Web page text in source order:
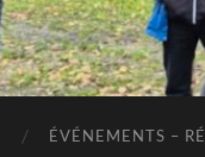
ÉVÉNEMENTS –